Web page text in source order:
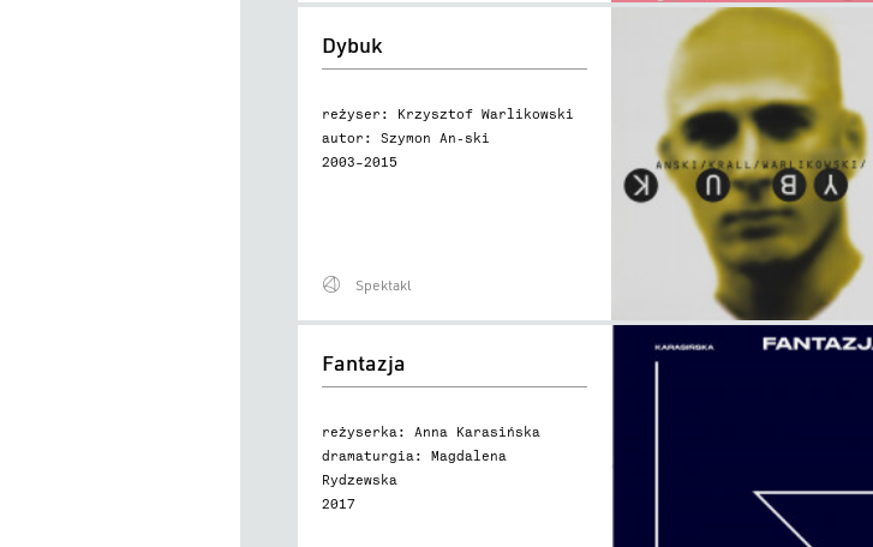
Dybuk
reżyser: Krzysztof Warlikowski
autor: Szymon An-ski
2003–2015
Spektakl
Fantazja
reżyserka: Anna Karasińska
dramaturgia: Magdalena
Rydzewska
2017